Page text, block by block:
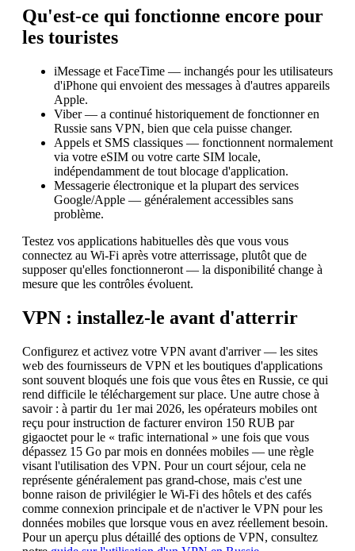
Qu'est-ce qui fonctionne encore pour
les touristes
iMessage et FaceTime — inchangés pour les utilisateurs
d'iPhone qui envoient des messages à d'autres appareils
Apple.
Viber — a continué historiquement de fonctionner en
Russie sans VPN, bien que cela puisse changer.
Appels et SMS classiques — fonctionnent normalement
via votre eSIM ou votre carte SIM locale,
indépendamment de tout blocage d'application.
Messagerie électronique et la plupart des services
Google/Apple — généralement accessibles sans
problème.
Testez vos applications habituelles dès que vous vous
connectez au Wi-Fi après votre atterrissage, plutôt que de
supposer qu'elles fonctionneront — la disponibilité change à
mesure que les contrôles évoluent.
VPN : installez-le avant d'atterrir
Configurez et activez votre VPN avant d'arriver — les sites
web des fournisseurs de VPN et les boutiques d'applications
sont souvent bloqués une fois que vous êtes en Russie, ce qui
rend difficile le téléchargement sur place. Une autre chose à
savoir : à partir du 1er mai 2026, les opérateurs mobiles ont
reçu pour instruction de facturer environ 150 RUB par
gigaoctet pour le « trafic international » une fois que vous
dépassez 15 Go par mois en données mobiles — une règle
visant l'utilisation des VPN. Pour un court séjour, cela ne
représente généralement pas grand-chose, mais c'est une
bonne raison de privilégier le Wi-Fi des hôtels et des cafés
comme connexion principale et de n'activer le VPN pour les
données mobiles que lorsque vous en avez réellement besoin.
Pour un aperçu plus détaillé des options de VPN, consultez